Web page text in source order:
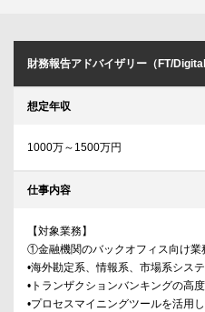
財務報告アドバイザリー（FT/
想定年収
1000万～1500万円
仕事内容
【対象業務】
①金融機関のバックオフィス向け業
•海外勘定系、情報系、市場系シス
•トランザクションバンキングの高
•プロセスマイニングツールを活用